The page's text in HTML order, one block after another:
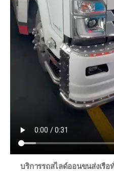
บริการรถสไลด์ออนขนส่งเรือ